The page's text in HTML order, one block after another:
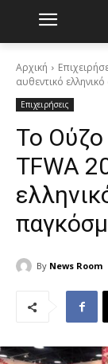
Αρχική
αυθεντικό
Επιχειρήσεις
Το
TFWA
By News Room